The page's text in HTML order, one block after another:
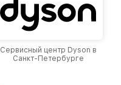
Сервисный центр Dyson в
Санкт-Петербурге